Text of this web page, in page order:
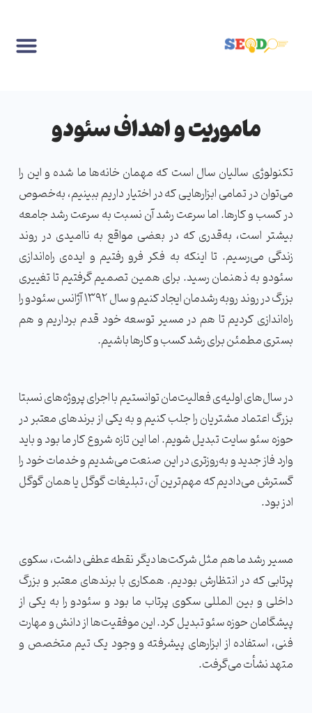
ماموریت و اهداف سئودو
تکنولوژی سالیان سال است که مهمان خانه‌ها ما شده و این را
می‌توان در تمامی ابزارهایی که در اختیار داریم ببینیم، به‌خصوص
در کسب و کارها. اما سرعت رشد آن نسبت به سرعت رشد جامعه
بیشتر است، به‌قدری که در بعضی مواقع به ناامیدی در روند
زندگی‌ می‌رسیم. تا اینکه به فکر فرو رفتیم و ایده‌ی راه‌اندازی
سئودو به ذهنمان رسید. برای همین تصمیم گرفتیم تا تغییری
بزرگ در روند روبه رشدمان ایجاد کنیم و سال ۱۳۹۲ آژانس سئودو را
راه‌اندازی کردیم تا هم در مسیر توسعه خود قدم برداریم و هم
بستری مطمئن برای رشد کسب و کارها باشیم.
در سال‌های اولیه‌ی فعالیت‌مان توانستیم با اجرای پروژه‌های نسبتا
بزرگ اعتماد مشتریان‌ را جلب کنیم و به یکی از برندهای معتبر در
حوزه سئو سایت تبدیل شویم. اما این تازه شروع کار ما بود و باید
وارد فاز جدید و به‌روزتری در این صنعت می‌شدیم و خدمات خود را
گسترش می‌دادیم که مهم‌ترین آن، تبلیغات گوگل یا همان گوگل
ادز بود.
مسیر رشد ما هم مثل شرکت‌ها دیگر نقطه عطفی داشت، سکوی
پرتابی که در انتظارش بودیم. همکاری با برندهای معتبر و بزرگ
داخلی و بین المللی سکوی پرتاب ما بود و سئودو را به یکی از
پیشگامان حوزه سئو تبدیل کرد. این موفقیت‌ها از دانش و مهارت
فنی، استفاده از ابزارهای پیشرفته و وجود یک تیم متخصص و
متهد نشأت می‌گرفت.